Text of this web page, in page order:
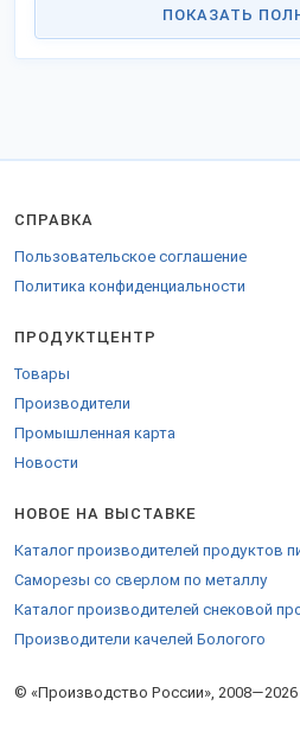
позволяет заказать продукцию
Вашем регионе.
на экспорт.
накладные.
ПОКАЗАТЬ
© «Производство России», 2008—2026
СПРАВКА
Пользовательское соглашение
Политика конфиденциальности
ПРОДУКТЦЕНТР
Товары
Производители
Промышленная карта
Новости
НОВОЕ НА ВЫСТАВКЕ
Каталог производителей продуктов
Саморезы со сверлом по металлу
Каталог производителей снековой
Производители качелей Бологого